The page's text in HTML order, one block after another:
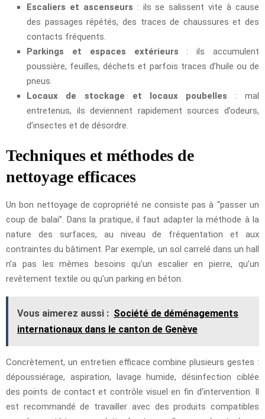
Escaliers et ascenseurs : ils se salissent vite à cause
des passages répétés, des traces de chaussures et des
contacts fréquents.
Parkings et espaces extérieurs : ils accumulent
poussière, feuilles, déchets et parfois traces d’huile ou de
pneus.
Locaux de stockage et locaux poubelles : mal
entretenus, ils deviennent rapidement sources d’odeurs,
d’insectes et de désordre.
Techniques et méthodes de
nettoyage efficaces
Un bon nettoyage de copropriété ne consiste pas à “passer un
coup de balai”. Dans la pratique, il faut adapter la méthode à la
nature des surfaces, au niveau de fréquentation et aux
contraintes du bâtiment. Par exemple, un sol carrelé dans un hall
n’a pas les mêmes besoins qu’un escalier en pierre, qu’un
revêtement textile ou qu’un parking en béton.
Vous aimerez aussi : Société de déménagements
internationaux dans le canton de Genève
Concrètement, un entretien efficace combine plusieurs gestes :
dépoussiérage, aspiration, lavage humide, désinfection ciblée
des points de contact et contrôle visuel en fin d’intervention. Il
est recommandé de travailler avec des produits compatibles